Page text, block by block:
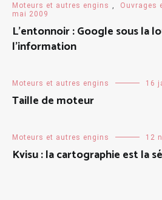
Moteurs et autres engins , Ouvrages
mai 2009
L’entonnoir : Google sous la
l’information
Moteurs et autres engins 16
Taille de moteur
Moteurs et autres engins 12
Kvisu : la cartographie est la